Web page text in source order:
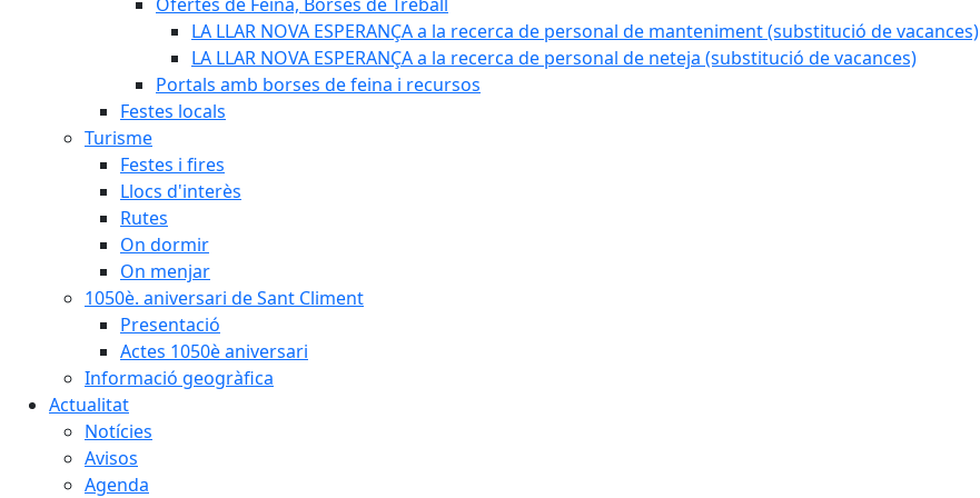
LA LLAR NOVA ESPERANÇA a la recerca de personal de manteniment (substitució de vacances)
LA LLAR NOVA ESPERANÇA a la recerca de personal de neteja (substitució de vacances)
Portals amb borses de feina i recursos
Festes locals
Turisme
Festes i fires
Llocs d'interès
Rutes
On dormir
On menjar
1050è. aniversari de Sant Climent
Presentació
Actes 1050è aniversari
Informació geogràfica
Actualitat
Notícies
Avisos
Agenda